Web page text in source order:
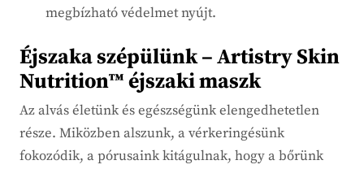
megbízható védelmet nyújt.
Éjszaka szépülünk – Artistry Skin
Nutrition™ éjszaki maszk
Az alvás életünk és egészségünk elengedhetetlen
része. Miközben alszunk, a vérkeringésünk
fokozódik, a pórusaink kitágulnak, hogy a bőrünk